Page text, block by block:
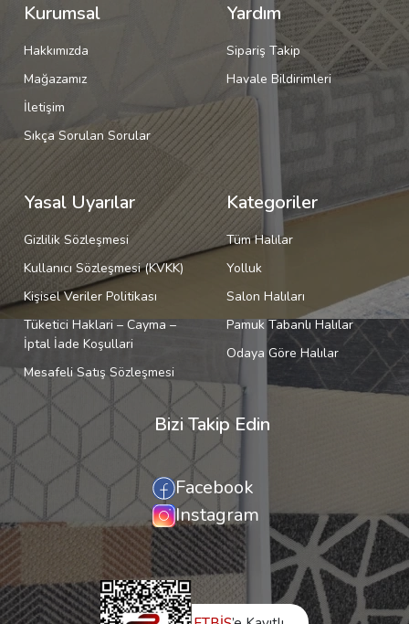
Kurumsal
Hakkımızda
Mağazamız
İletişim
Sıkça Sorulan Sorular
Yardım
Sipariş Takip
Havale Bildirimleri
Yasal Uyarılar
Gizlilik Sözleşmesi
Kullanıcı Sözleşmesi (KVKK)
Kişisel Veriler Politikası
Tüketici Haklari – Cayma –
İptal İade Koşullari
Mesafeli Satış Sözleşmesi
Kategoriler
Tüm Halılar
Yolluk
Salon Halıları
Pamuk Tabanlı Halılar
Odaya Göre Halılar
Bizi Takip Edin
Facebook
Instagram